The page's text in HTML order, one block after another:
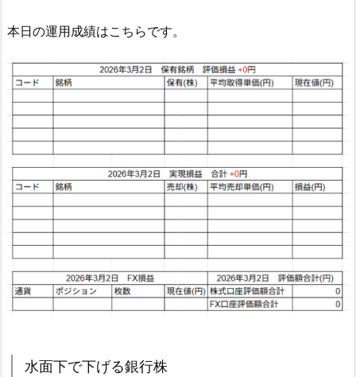
本日の運用成績はこちらです。
水面下で下げる銀行株